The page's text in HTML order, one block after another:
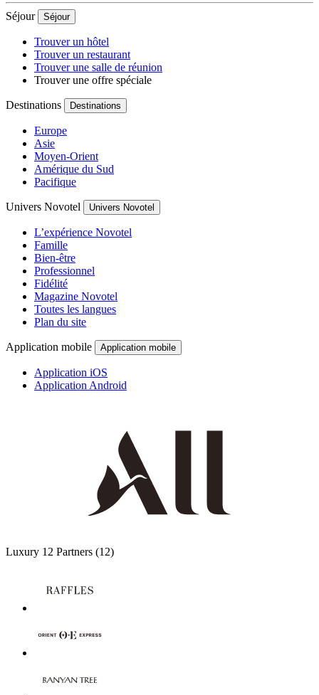
Séjour Séjour
Trouver un hôtel
Trouver un restaurant
Trouver une salle de réunion
Trouver une offre spéciale
Destinations Destinations
Europe
Asie
Moyen-Orient
Amérique du Sud
Pacifique
Univers Novotel Univers Novotel
L’expérience Novotel
Famille
Bien-être
Professionnel
Fidélité
Magazine Novotel
Toutes les langues
Plan du site
Application mobile Application mobile
Application iOS
Application Android
Luxury 12 Partners (12)